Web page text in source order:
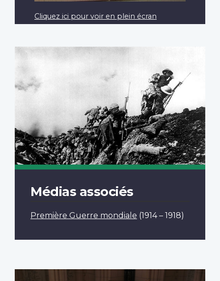
Cliquez ici pour voir en plein écran
Médias associés
Première Guerre mondiale (1914 – 1918)